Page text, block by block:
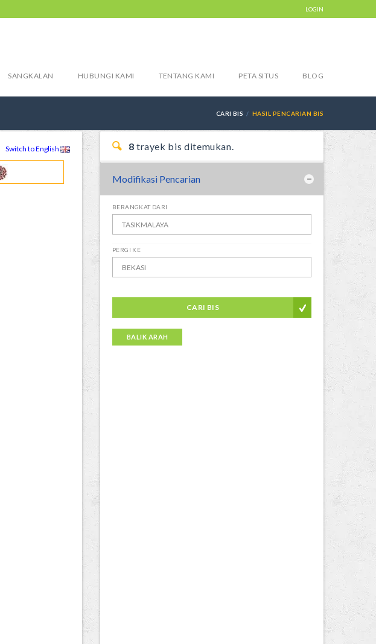
LOGIN
SANGKALAN HUBUNGI KAMI TENTANG KAMI PETA SITUS BLOG
CARI BIS HASIL PENCARIAN BIS
Switch to English 8 trayek bis ditemukan.
Modifikasi Pencarian
BERANGKAT DARI
PERGI KE
CARI BIS
BALIK ARAH